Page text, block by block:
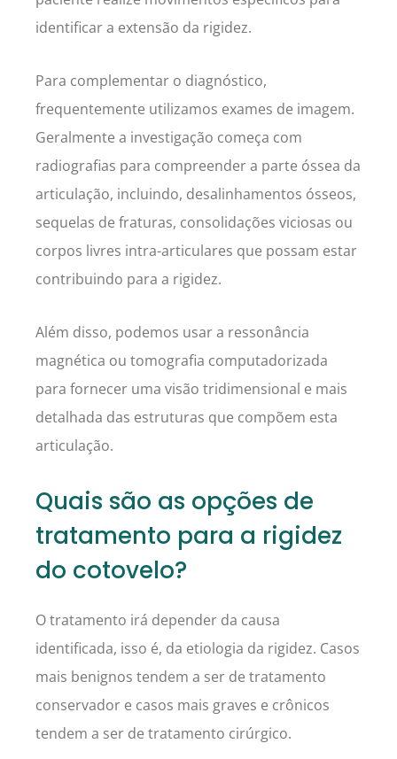
identificar a extensão da rigidez.
Para complementar o diagnóstico,
frequentemente utilizamos exames de imagem.
Geralmente a investigação começa com
radiografias para compreender a parte óssea da
articulação, incluindo, desalinhamentos ósseos,
sequelas de fraturas, consolidações viciosas ou
corpos livres intra-articulares que possam estar
contribuindo para a rigidez.
Além disso, podemos usar a ressonância
magnética ou tomografia computadorizada
para fornecer uma visão tridimensional e mais
detalhada das estruturas que compõem esta
articulação.
Quais são as opções de
tratamento para a rigidez
do cotovelo?
O tratamento irá depender da causa
identificada, isso é, da etiologia da rigidez. Casos
mais benignos tendem a ser de tratamento
conservador e casos mais graves e crônicos
tendem a ser de tratamento cirúrgico.